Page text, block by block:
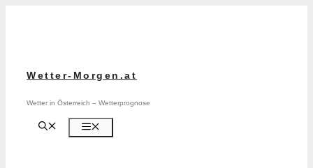
Wetter-Morgen.at
Wetter in Österreich – Wetterprognose